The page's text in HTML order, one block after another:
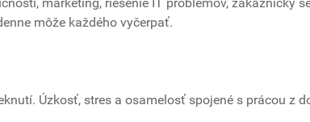
môže každého vyčerpať.
Úzkosť, stres a osamelosť spojené s prácou z